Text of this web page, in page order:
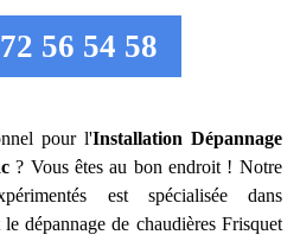
56 54 58
pour l'Installation Dépannage
? Vous êtes au bon endroit ! Notre
est spécialisée dans
dépannage de chaudières Frisquet